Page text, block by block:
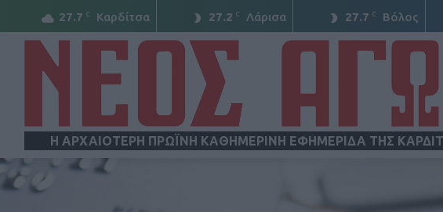
27.7 C Καρδίτσα 27.2 C Λάρισα 27.7 C Βόλος
Η ΑΡΧΑΙΟΤΕΡΗ ΠΡΩΪΝΗ ΚΑΘΗΜΕΡΙΝΗ ΕΦΗΜΕΡΙΔΑ ΤΗΣ